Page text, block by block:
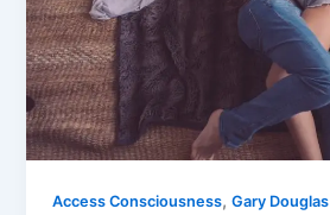
Access Consciousness,Gary Douglas